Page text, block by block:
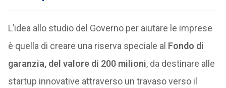
L’idea allo studio del Governo per aiutare le imprese
è quella di creare una riserva speciale al Fondo di
garanzia, del valore di 200 milioni, da destinare alle
startup innovative attraverso un travaso verso il